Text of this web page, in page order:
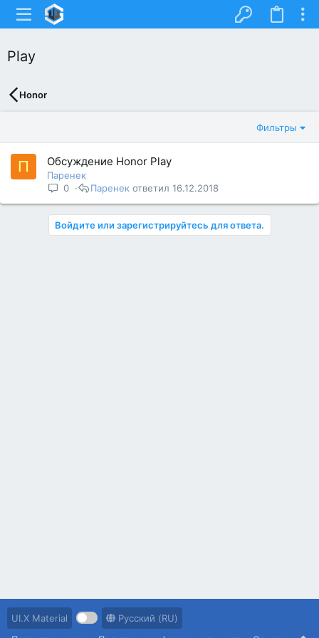
Play
Honor
Фильтры
П Обсуждение Honor Play
Паренек
0
16.12.2018
Паренек
Войдите или зарегистрируйтесь для ответа.
UI.X Material
Русский (RU)